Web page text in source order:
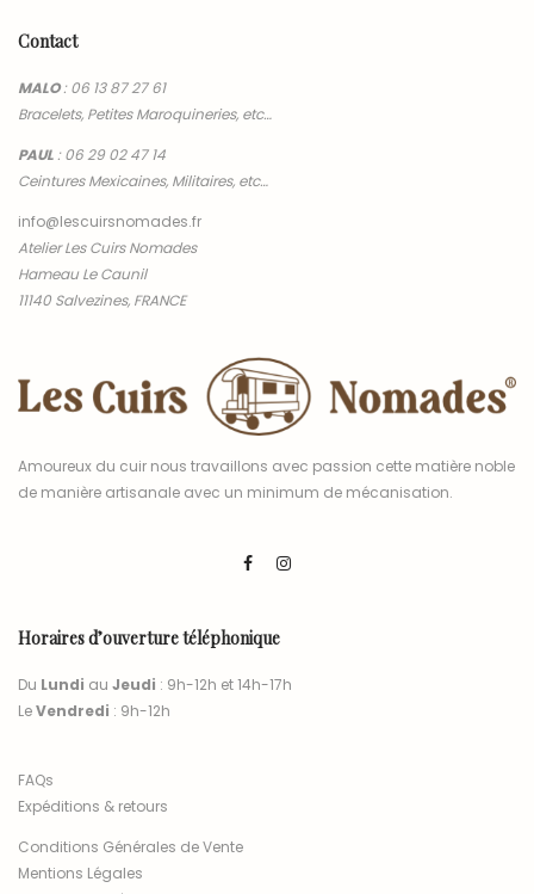
Contact
MALO:06 13 87 27 61
Bracelets, Petites Maroquineries, etc…
PAUL:06 29 02 47 14
Ceintures Mexicaines, Militaires, etc…
info@lescuirsnomades.fr
Atelier Les Cuirs Nomades
Hameau Le Caunil
11140 Salvezines, FRANCE
Amoureux du cuir nous travaillons avec passion cette matière noble
de manière artisanale avec un minimum de mécanisation.
Horaires d’ouverture téléphonique
Du Lundi au Jeudi : 9h-12h et 14h-17h
LeVendredi : 9h-12h
FAQs
Expéditions & retours
Conditions Générales de Vente
Mentions Légales